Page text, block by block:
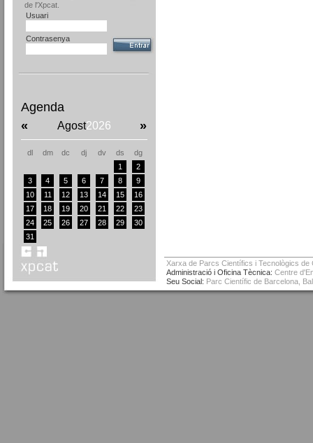
de l'Xpcat.
Usuari
Contrasenya
Agenda
«
Agost2026 »
dl dm dc dj dv ds
dg
1
2
3
4 5 6 7 8
9
10
11 12 13 14 15
16
17
18 19 20 21 22
23
24
25 26 27 28 29
30
31
Xarxa de Parcs Científics i Tecnològics
Administració i Oficina Tècnica: Centre
Seu Social: Parc Científic de Barcelona,